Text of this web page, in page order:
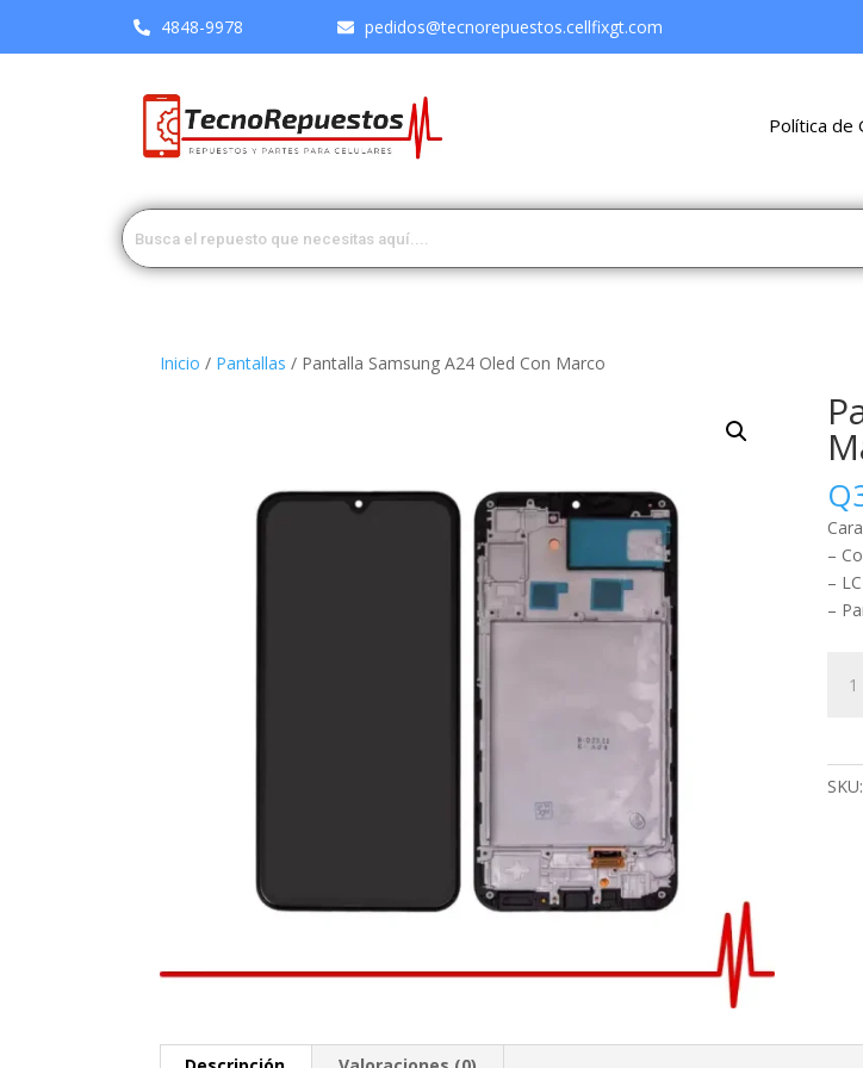
4848-9978 pedidos@tecnorepuestos.cellfixgt.com
Política de
Inicio / Pantallas / Pantalla Samsung A24 Oled Con Marco
Q
–
–
–
SKU: